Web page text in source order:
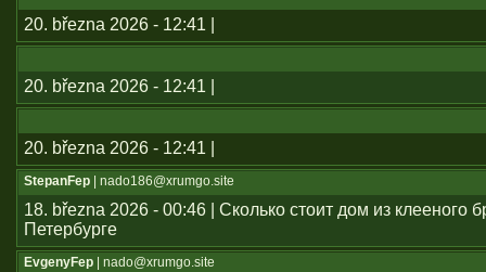
20. března 2026 - 12:41 |
20. března 2026 - 12:41 |
20. března 2026 - 12:41 |
StepanFep | nado186@xrumgo.site
18. března 2026 - 00:46 | Сколько стоит дом из клееного
Петербурге
EvgenyFep | nado@xrumgo.site